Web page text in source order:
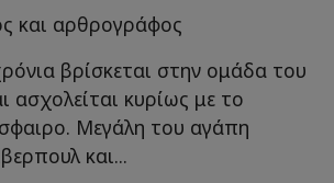
και αρθρογράφος
βρίσκεται στην ομάδα του
ασχολείται κυρίως με το
Μεγάλη του αγάπη
και...